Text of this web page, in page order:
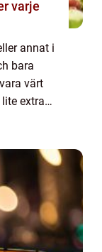
varje
annat i
bara
värt
extra